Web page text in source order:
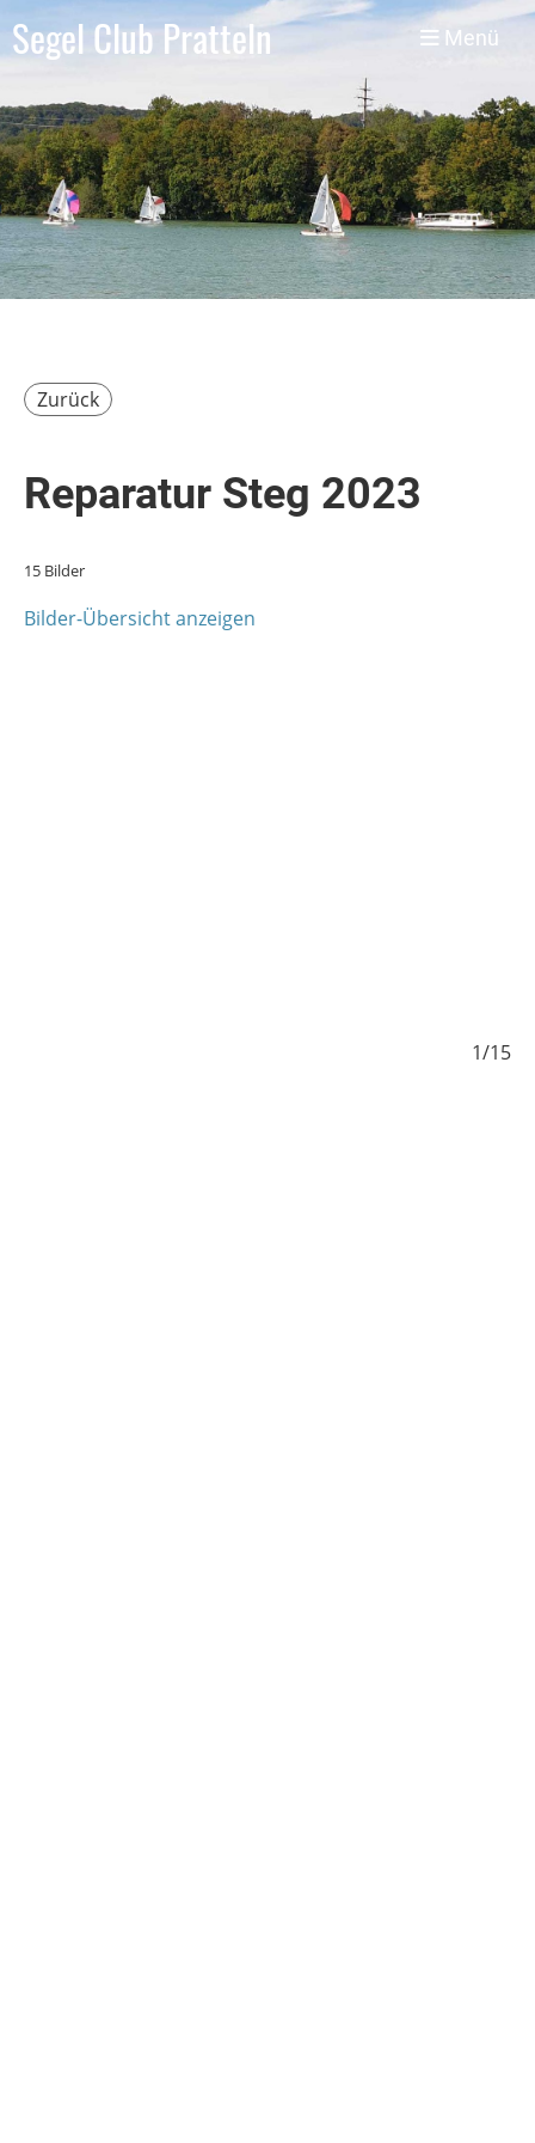
Segel Club Pratteln Menü
Zurück
Reparatur Steg 2023
15 Bilder
Bilder-Übersicht anzeigen
1/15